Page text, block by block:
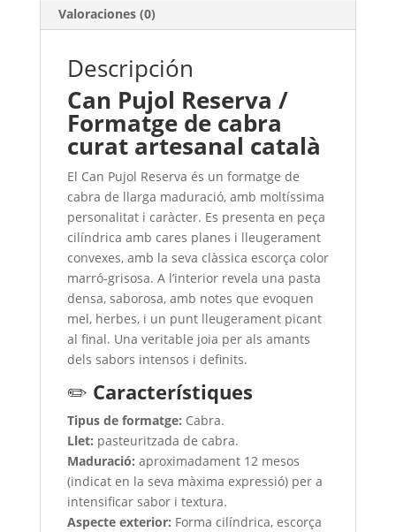
Valoraciones (0)
Descripción
Can Pujol Reserva /
Formatge de cabra
curat artesanal català
El Can Pujol Reserva és un formatge de
cabra de llarga maduració, amb moltíssima
personalitat i caràcter. Es presenta en peça
cilíndrica amb cares planes i lleugerament
convexes, amb la seva clàssica escorça color
marró-grisosa. A l’interior revela una pasta
densa, saborosa, amb notes que evoquen
mel, herbes, i un punt lleugerament picant
al final. Una veritable joia per als amants
dels sabors intensos i definits.
✏️ Característiques
Tipus de formatge: Cabra.
Llet: pasteuritzada de cabra.
Maduració: aproximadament 12 mesos
(indicat en la seva màxima expressió) per a
intensificar sabor i textura.
Aspecte exterior: Forma cilíndrica, escorça